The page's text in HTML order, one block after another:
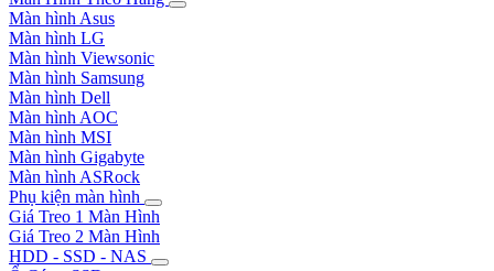
Màn hình Asus
Màn hình LG
Màn hình Viewsonic
Màn hình Samsung
Màn hình Dell
Màn hình AOC
Màn hình MSI
Màn hình Gigabyte
Màn hình ASRock
Phụ kiện màn hình
Giá Treo 1 Màn Hình
Giá Treo 2 Màn Hình
HDD - SSD - NAS